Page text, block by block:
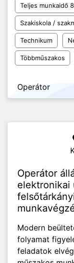
Teljes munkaidő
Szakiskola /
Technikum
Többműszakos
Operátor
Operátor
elektronikai
Modern
folyamat
feladatok